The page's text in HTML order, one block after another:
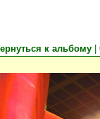
к альбому